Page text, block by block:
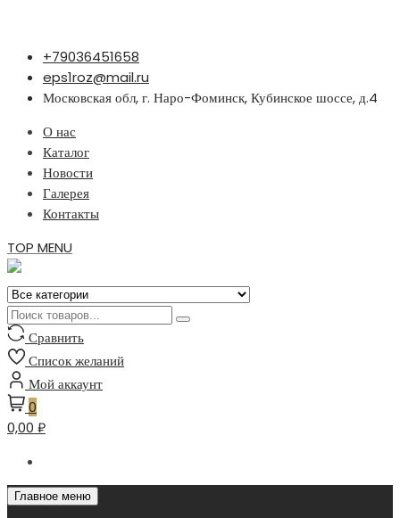
Перейти
содержимому
+79036451658
eps1roz@mail.ru
Московская обл, г. Наро-Фоминск, Кубинское шоссе, д.4
О нас
Каталог
Новости
Галерея
Контакты
TOP MENU
Сравнить
Список желаний
Мой аккаунт
0
0,00 ₽
Главное меню